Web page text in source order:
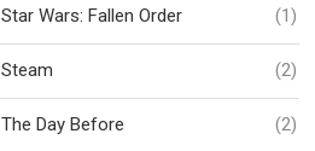
Star Wars: Fallen Order (1)
Steam (2)
The Day Before (2)